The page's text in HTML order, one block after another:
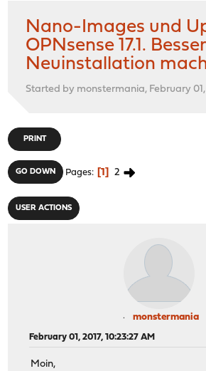
Nano-Images und
OPNsense 17.1.
Neuinstallation
Started by monstermania, February 01,
PRINT
GO DOWN Pages 1 2
USER ACTIONS
monstermania
February 01, 2017, 10:23:27 AM
Moin,